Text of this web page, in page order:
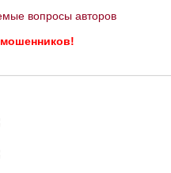
вопросы авторов